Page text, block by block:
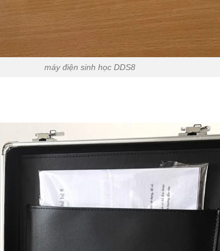
máy điện sinh học DDS8